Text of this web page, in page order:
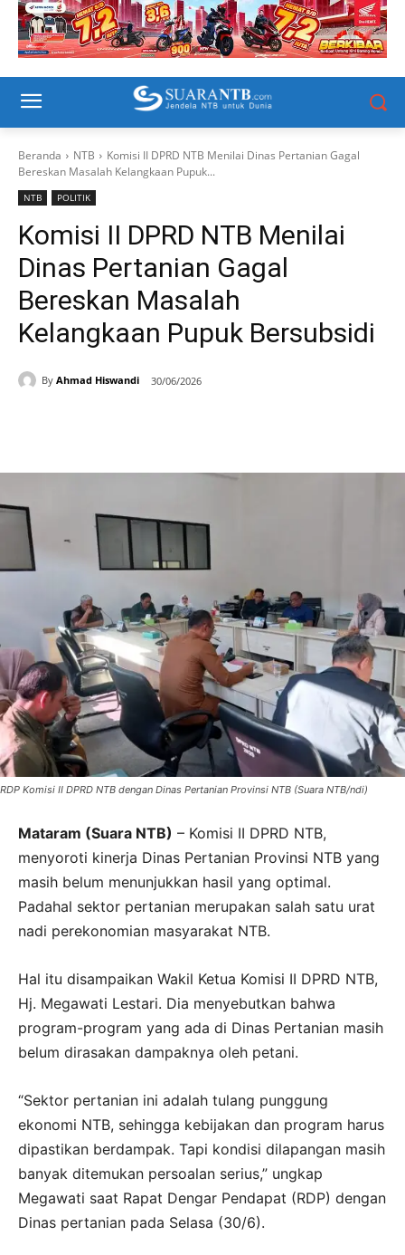
Beranda NTB
Komisi II DPRD NTB Menilai Dinas Pertanian Gagal
Bereskan Masalah Kelangkaan Pupuk...
NTB POLITIK
Komisi II DPRD NTB Menilai
Dinas Pertanian Gagal
Bereskan Masalah
Kelangkaan Pupuk Bersubsidi
By Ahmad Hiswandi 30/06/2026
RDP Komisi II DPRD NTB dengan Dinas Pertanian Provinsi NTB (Suara NTB/ndi)
Mataram (Suara NTB) – Komisi II DPRD NTB,
menyoroti kinerja Dinas Pertanian Provinsi NTB yang
masih belum menunjukkan hasil yang optimal.
Padahal sektor pertanian merupakan salah satu urat
nadi perekonomian masyarakat NTB.
Hal itu disampaikan Wakil Ketua Komisi II DPRD NTB,
Hj. Megawati Lestari. Dia menyebutkan bahwa
program-program yang ada di Dinas Pertanian masih
belum dirasakan dampaknya oleh petani.
“Sektor pertanian ini adalah tulang punggung
ekonomi NTB, sehingga kebijakan dan program harus
dipastikan berdampak. Tapi kondisi dilapangan masih
banyak ditemukan persoalan serius,” ungkap
Megawati saat Rapat Dengar Pendapat (RDP) dengan
Dinas pertanian pada Selasa (30/6).